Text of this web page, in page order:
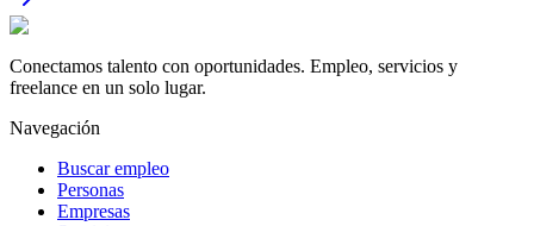
Conectamos talento con oportunidades. Empleo, servicios y
freelance en un solo lugar.
Navegación
Buscar empleo
Personas
Empresas